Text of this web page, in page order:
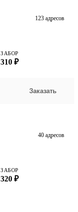
123 адресов
ЗАБОР
310 ₽
Заказать
40 адресов
ЗАБОР
320 ₽